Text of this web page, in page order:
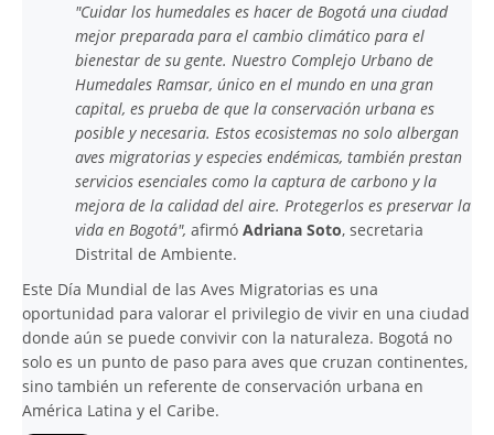
"Cuidar los humedales es hacer de Bogotá una ciudad
mejor preparada para el cambio climático para el
bienestar de su gente. Nuestro Complejo Urbano de
Humedales Ramsar, único en el mundo en una gran
capital, es prueba de que la conservación urbana es
posible y necesaria. Estos ecosistemas no solo albergan
aves migratorias y especies endémicas, también prestan
servicios esenciales como la captura de carbono y la
mejora de la calidad del aire. Protegerlos es preservar la
vida en Bogotá", afirmó Adriana Soto, secretaria
Distrital de Ambiente.
Este Día Mundial de las Aves Migratorias es una
oportunidad para valorar el privilegio de vivir en una ciudad
donde aún se puede convivir con la naturaleza. Bogotá no
solo es un punto de paso para aves que cruzan continentes,
sino también un referente de conservación urbana en
América Latina y el Caribe.